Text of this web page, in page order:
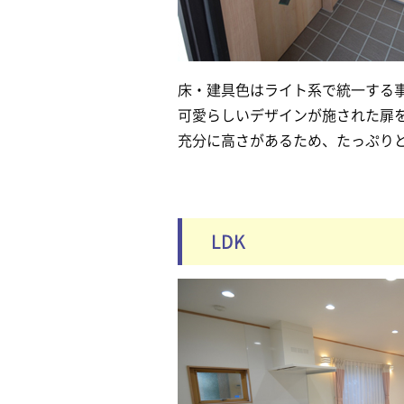
床・建具色はライト系で統一する
可愛らしいデザインが施された扉
充分に高さがあるため、たっぷり
LDK